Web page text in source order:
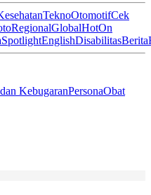
TeknoOtomotifCek
RegionalGlobalHotOn
SpotlightEnglishDisabilitasBerita
KebugaranPersonaObat